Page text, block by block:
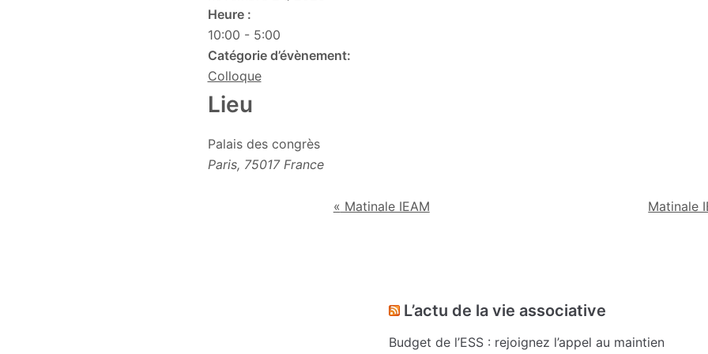
Heure :
10:00 - 5:00
Catégorie d’évènement:
Colloque
Lieu
Palais des congrès
Paris, 75017 France
« Matinale IEAM Matinale
L’actu de la vie associative
Budget de l’ESS : rejoignez l’appel au maintien